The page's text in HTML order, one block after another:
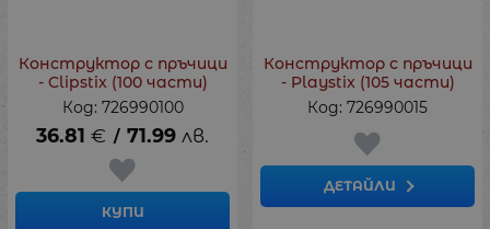
Конструктор с пръчици
- Clipstix (100 части)
Код: 726990100
36.81 € / 71.99 лв.
КУПИ
Конструктор с пръчици
- Playstix (105 части)
Код: 726990015
ДЕТАЙЛИ